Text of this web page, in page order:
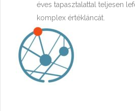
éves tapasztalattal teljesen
komplex értékláncát.